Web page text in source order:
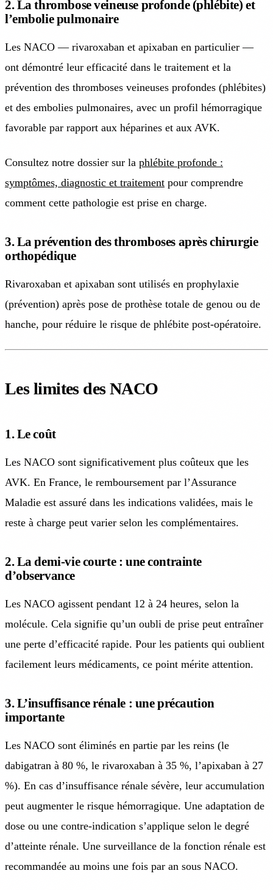
2. La thrombose veineuse profonde (phlébite) et
l’embolie pulmonaire
Les NACO — rivaroxaban et apixaban en particulier —
ont démontré leur efficacité dans le traitement et la
prévention des thromboses veineuses profondes (phlébites)
et des embolies pulmonaires, avec un profil hémorragique
favorable par rapport aux héparines et aux AVK.
Consultez notre dossier sur la phlébite profonde :
symptômes, diagnostic et traitement pour comprendre
comment cette pathologie est prise en charge.
3. La prévention des thromboses après chirurgie
orthopédique
Rivaroxaban et apixaban sont utilisés en prophylaxie
(prévention) après pose de prothèse totale de genou ou de
hanche, pour réduire le risque de phlébite post-opératoire.
Les limites des NACO
1. Le coût
Les NACO sont significativement plus coûteux que les
AVK. En France, le remboursement par l’Assurance
Maladie est assuré dans les indications validées, mais le
reste à charge peut varier selon les complémentaires.
2. La demi-vie courte : une contrainte
d’observance
Les NACO agissent pendant 12 à 24 heures, selon la
molécule. Cela signifie qu’un oubli de prise peut entraîner
une perte d’efficacité rapide. Pour les patients qui oublient
facilement leurs médicaments, ce point mérite attention.
3. L’insuffisance rénale : une précaution
importante
Les NACO sont éliminés en partie par les reins (le
dabigatran à 80 %, le rivaroxaban à 35 %, l’apixaban à 27
%). En cas d’insuffisance rénale sévère, leur accumulation
peut augmenter le risque hémorragique. Une adaptation de
dose ou une contre-indication s’applique selon le degré
d’atteinte rénale. Une surveillance de la fonction rénale est
recommandée au moins une fois par an sous NACO.